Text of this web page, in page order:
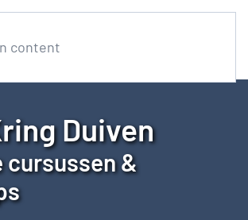
content
Duiven
cursussen &